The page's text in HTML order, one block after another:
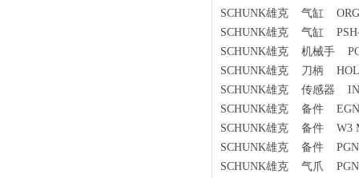
SCHUNK雄克 气缸
SCHUNK雄克 气缸 PSH-
SCHUNK雄克 机械手
SCHUNK雄克 刀柄
SCHUNK雄克 传感器 IN
SCHUNK雄克 备件
SCHUNK雄克 备件 W3
SCHUNK雄克 备件 PGN-
SCHUNK雄克 气爪